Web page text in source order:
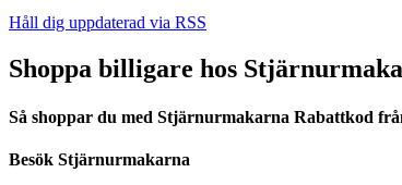
Håll dig uppdaterad via RSS
Shoppa billigare hos
Så shoppar du med Stjärnurmakarna Rabattkod
Besök Stjärnurmakarna